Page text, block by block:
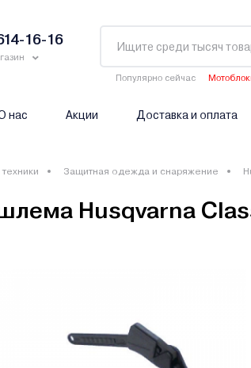
16-16
Популярно сейчас
нас Акции Доставка и оплата
Защитная одежда и снаряжение
Husqvarna